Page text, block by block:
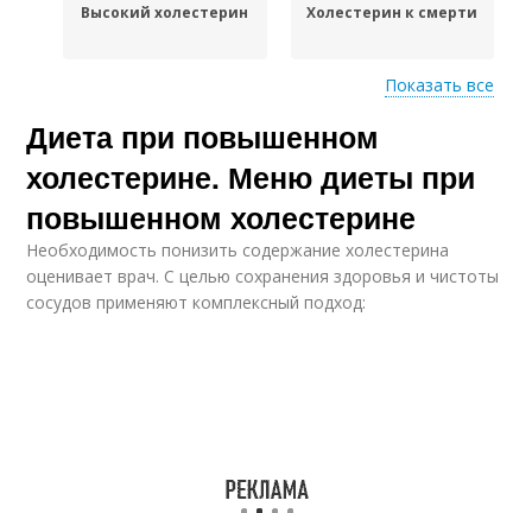
Высокий холестерин Холестерин к смерти
повышенном
Продукты при
высоком холестерине
Показать все
Диета при повышенном
холестерине. Меню диеты при
повышенном холестерине
Необходимость понизить содержание холестерина
оценивает врач. С целью сохранения здоровья и чистоты
сосудов применяют комплексный подход: